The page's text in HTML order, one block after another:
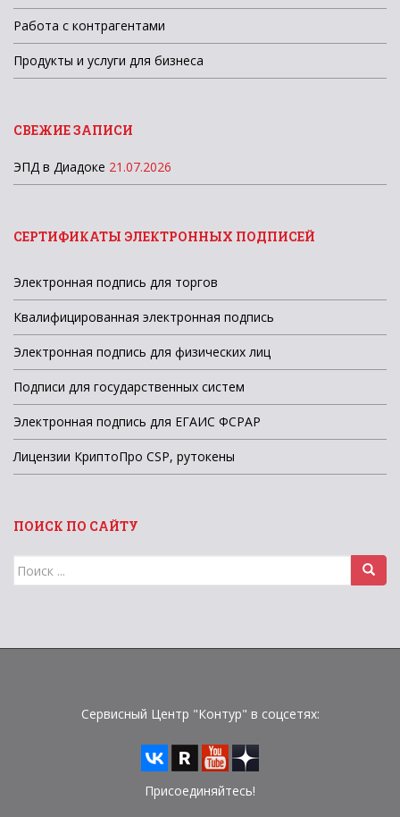
Работа с контрагентами
Продукты и услуги для бизнеса
СВЕЖИЕ ЗАПИСИ
ЭПД в Диадоке 21.07.2026
СЕРТИФИКАТЫ ЭЛЕКТРОННЫХ ПОДПИСЕЙ
Электронная подпись для торгов
Квалифицированная электронная подпись
Электронная подпись для физических лиц
Подписи для государственных систем
Электронная подпись для ЕГАИС ФСРАР
Лицензии КриптоПро CSP, рутокены
ПОИСК ПО САЙТУ
Поиск
для:
Сервисный Центр "Контур" в соцсетях:
Присоединяйтесь!